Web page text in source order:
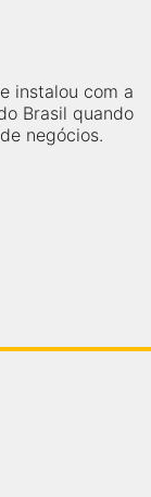
instalou com a
Brasil quando
negócios.